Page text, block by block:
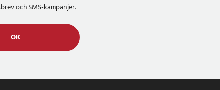
och SMS-kampanjer.
OK